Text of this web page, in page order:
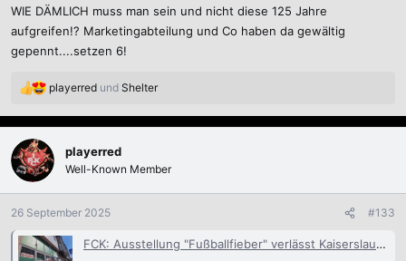
WIE DÄMLICH muss man sein und nicht diese 125 Jahre
aufgreifen!? Marketingabteilung und Co haben da gewältig
gepennt....setzen 6!
R
a
k
t
i
o
n
n
:
playerred und Shelter
playerred
Well-Known Member
26 September 2025 #133
FCK: Ausstellung "Fußballfieber" verlässt Kaiserslautern und zieht nach Speyer um